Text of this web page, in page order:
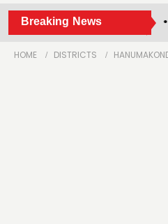
Breaking News
రైతులకే అవకాశం •
HOME DISTRICTS